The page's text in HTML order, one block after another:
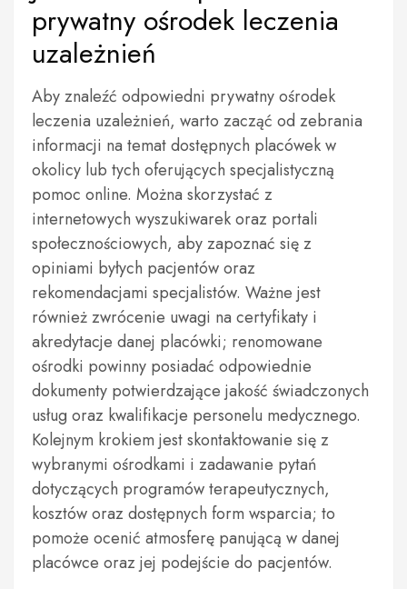
prywatny ośrodek leczenia
uzależnień
Aby znaleźć odpowiedni prywatny ośrodek
leczenia uzależnień, warto zacząć od zebrania
informacji na temat dostępnych placówek w
okolicy lub tych oferujących specjalistyczną
pomoc online. Można skorzystać z
internetowych wyszukiwarek oraz portali
społecznościowych, aby zapoznać się z
opiniami byłych pacjentów oraz
rekomendacjami specjalistów. Ważne jest
również zwrócenie uwagi na certyfikaty i
akredytacje danej placówki; renomowane
ośrodki powinny posiadać odpowiednie
dokumenty potwierdzające jakość świadczonych
usług oraz kwalifikacje personelu medycznego.
Kolejnym krokiem jest skontaktowanie się z
wybranymi ośrodkami i zadawanie pytań
dotyczących programów terapeutycznych,
kosztów oraz dostępnych form wsparcia; to
pomoże ocenić atmosferę panującą w danej
placówce oraz jej podejście do pacjentów.